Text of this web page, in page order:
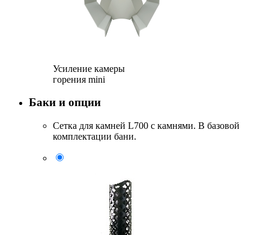
Усиление камеры
горения mini
Баки и опции
Сетка для камней L700 с камнями. В базовой
комплектации бани.